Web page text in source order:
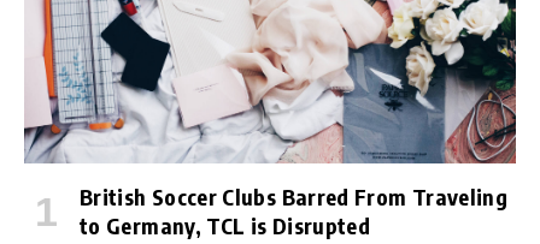
British Soccer Clubs Barred From Traveling
to Germany, TCL is Disrupted